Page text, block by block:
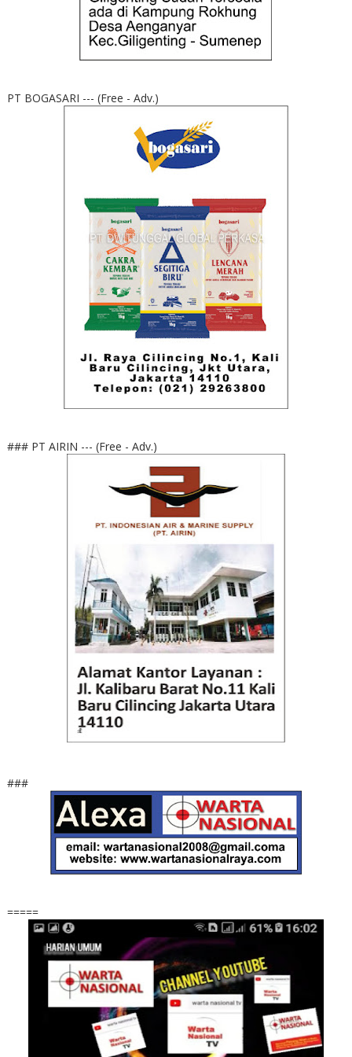
PT BOGASARI --- (Free - Adv.)
### PT AIRIN --- (Free - Adv.)
###
=====